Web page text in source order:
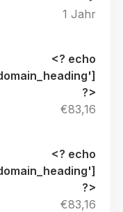
1 Jahr
€83,16
€83,16